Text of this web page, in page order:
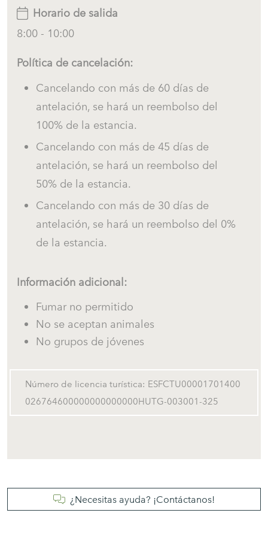
Los restaurantes locales y un pequeño supermercado se
encuentran a solo 200 metros de la casa, permitiendo
disfrutar del estilo de vida relajado del pueblo sin
está a solo 4 km, accesible fácilmente en coche o autobús.
Allí podrás descubrir tiendas con encanto, cafeterías
animadas, restaurantes y el ambiente auténtico de uno de
los pueblos más bonitos de la Costa Brava.
Con su ubicación inmejorable junto al mar y su encanto
mediterráneo tradicional, Villa del Mar ofrece una
experiencia única en Sa Tuna, Begur.
¿Qué hace especial esta villa?
✔ Vistas al mar
✔ A poca distancia de la playa
✔ A poca distancia de restaurantes
✔ Barbacoa
✔ 3 dormitorios
✔ 2 baños completos
✔ Amplia terraza con vistas panorámicas al mar
✔ Zona de comedor exterior
✔ Perfecta para grupos
✔ Ideal para ciclismo en la Costa Brava
Horario de salida
8:00 - 10:00
Política de cancelación:
Cancelando con más de 60 días de
antelación, se hará un reembolso del
100% de la estancia.
Cancelando con más de 45 días de
antelación, se hará un reembolso del
50% de la estancia.
Cancelando con más de 30 días de
antelación, se hará un reembolso del 0%
de la estancia.
Información adicional:
Fumar no permitido
No se aceptan animales
No grupos de jóvenes
Número de licencia turística: ESFCTU00001701400
026764600000000000000HUTG-003001-325
¿Necesitas ayuda? ¡Contáctanos!